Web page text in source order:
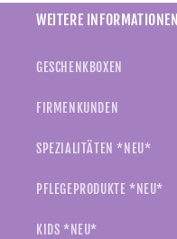
WEITERE INFORMATIONEN
GESCHENKBOXEN
FIRMENKUNDEN
SPEZIALITÄTEN *NEU*
PFLEGEPRODUKTE *NEU*
KIDS *NEU*